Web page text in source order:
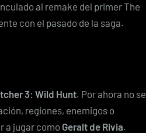
al remake del primer The
con el pasado de la saga.
3: Wild Hunt. Por ahora no se
regiones, enemigos o
a jugar como Geralt de Rivia.